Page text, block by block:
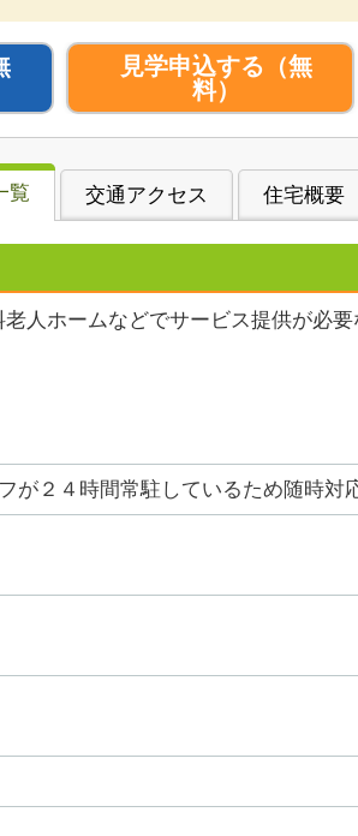
見学申込する （無
料）
覧 交通アクセス 住宅概要
人ホームなどでサービス提供が必
が２４時間常駐しているため随時対